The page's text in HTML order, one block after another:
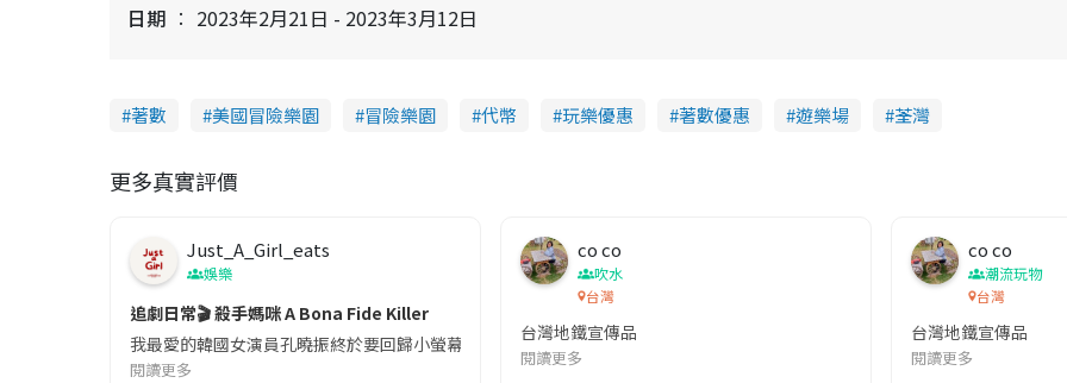
日期 2023年2月21日 - 2023年3月12日
著數 美國冒險樂園 冒險樂園 代幣 玩樂優惠 著數優惠 遊樂場 荃灣
更多真實評價
Just_A_Girl_eats
娛樂
追劇日常🎬 殺手媽咪 A Bona Fide Killer
我最愛的韓國女演員孔曉振終於要回歸小螢幕啦!這次的劇本改編自同名網絡漫畫,故事主軸圍繞女主角柳寶娜 —— 表面上是一
閱讀更多
co co
吹水
台灣
台灣地鐵宣傳品
閱讀更多
co co
潮流玩物
台灣
台灣地鐵宣傳品
閱讀更多